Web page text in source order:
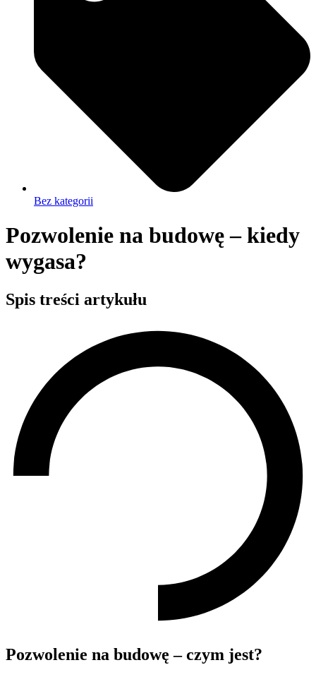
Bez kategorii
Pozwolenie na budowę – kiedy
wygasa?
Spis treści artykułu
Pozwolenie na budowę – czym jest?